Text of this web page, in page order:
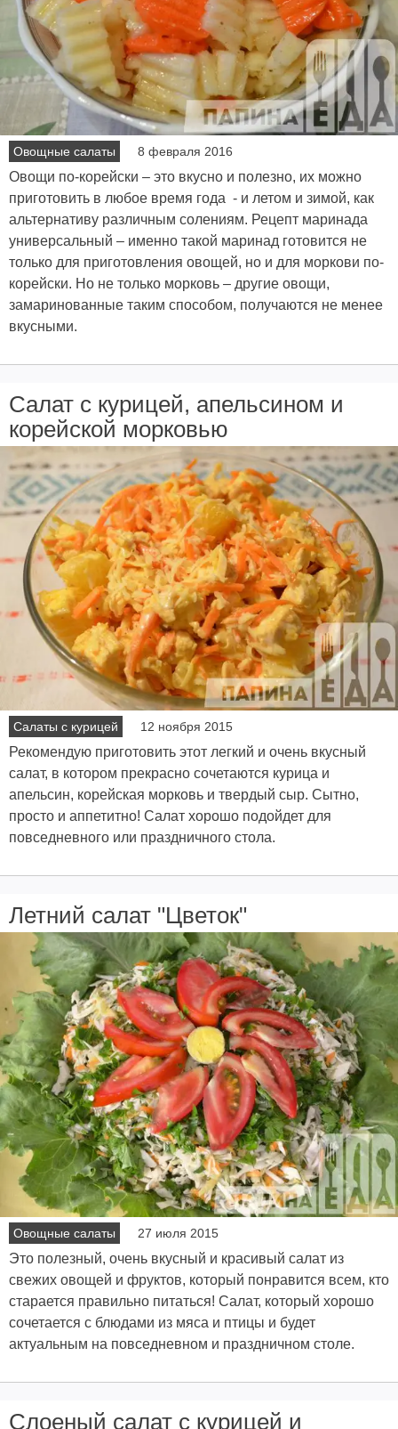
Овощные салаты 8 февраля 2016
Овощи по-корейски – это вкусно и полезно, их можно
приготовить в любое время года - и летом и зимой, как
альтернативу различным солениям. Рецепт маринада
универсальный – именно такой маринад готовится не
только для приготовления овощей, но и для моркови по-
корейски. Но не только морковь – другие овощи,
замаринованные таким способом, получаются не менее
вкусными.
Салат с курицей, апельсином и
корейской морковью
Салаты с курицей 12 ноября 2015
Рекомендую приготовить этот легкий и очень вкусный
салат, в котором прекрасно сочетаются курица и
апельсин, корейская морковь и твердый сыр. Сытно,
просто и аппетитно! Салат хорошо подойдет для
повседневного или праздничного стола.
Летний салат "Цветок"
Овощные салаты 27 июля 2015
Это полезный, очень вкусный и красивый салат из
свежих овощей и фруктов, который понравится всем, кто
старается правильно питаться! Салат, который хорошо
сочетается с блюдами из мяса и птицы и будет
актуальным на повседневном и праздничном столе.
Слоеный салат с курицей и